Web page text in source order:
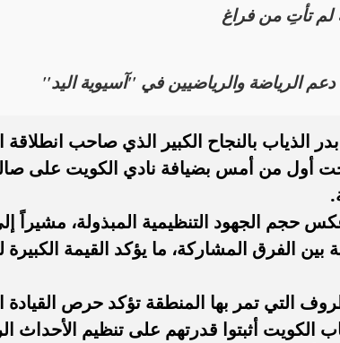
لم تأتِ من فراغ
الرياضة والرياضيين في "آسيوية اليد"
الذياب بالنجاح الكبير الذي صاحب انطلاقة
أول من أمس بضيافة نادي الكويت على
حجم الجهود التنظيمية المبذولة، مشيراً
الفرق المشاركة، ما يؤكد القيمة الكبيرة
التي تمر بها المنطقة تؤكد حرص القيادة
الكويت أثبتوا قدرتهم على تنظيم الأحداث
فريق “حلم” يفوز بكأس
العربية السعودية